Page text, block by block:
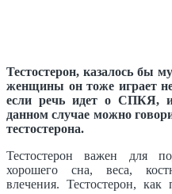
Тестостерон, казалось бы
женщины он тоже играет
если речь идет о СПКЯ,
данном случае можно
тестостерона.
Тестостерон важен для
хорошего сна, веса,
влечения. Тестостерон,